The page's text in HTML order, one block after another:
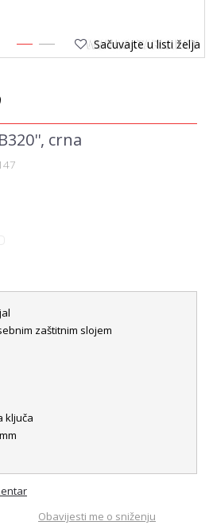
1 2 Sačuvajte u listi želja
crna
zaštitnim slojem
ključa
Obavijesti me o sniženju